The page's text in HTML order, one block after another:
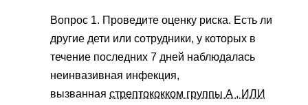
Вопрос 1. Проведите оценку риска. Есть ли
другие дети или сотрудники, у которых в
течение последних 7 дней наблюдалась
неинвазивная инфекция,
вызванная стрептококком группы А , ИЛИ